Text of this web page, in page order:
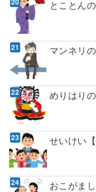
とことん
マンネリ
めりはり
せいけい
おこがま